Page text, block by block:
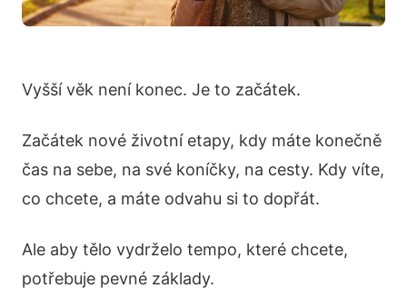
Vyšší věk není konec. Je to začátek.
Začátek nové životní etapy, kdy máte konečně
čas na sebe, na své koníčky, na cesty. Kdy víte,
co chcete, a máte odvahu si to dopřát.
Ale aby tělo vydrželo tempo, které chcete,
potřebuje pevné základy.